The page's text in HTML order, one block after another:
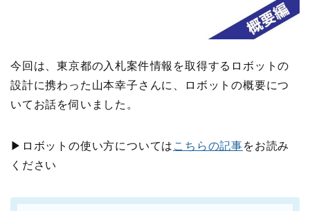
今回は、東京都の入札案件情報を取得するロボットの
設計に携わった山本幸子さんに、ロボットの概要につ
いてお話を伺いました。
▶︎ ロボットの使い方については こちらの記事をお読み
ください